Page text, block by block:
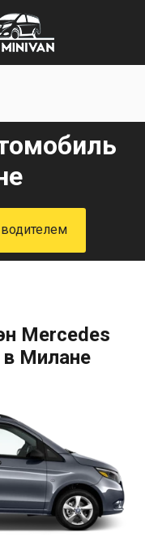
Mercedes
Милане